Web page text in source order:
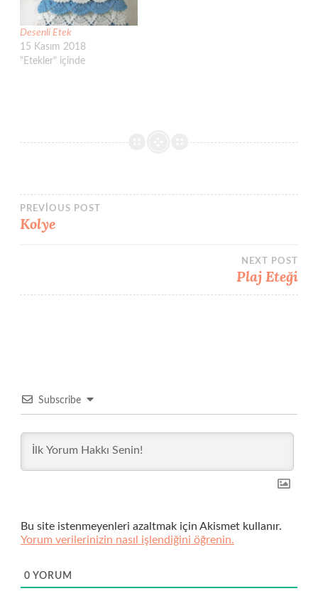
Desenli Etek
15 Kasım 2018
"Etekler" içinde
Yazı
PREVIOUS POST
Kolye
NEXT POST
Plaj Eteği
Subscribe
Bu site istenmeyenleri azaltmak için Akismet kullanır.
Yorum verilerinizin nasıl işlendiğini öğrenin.
0 YORUM